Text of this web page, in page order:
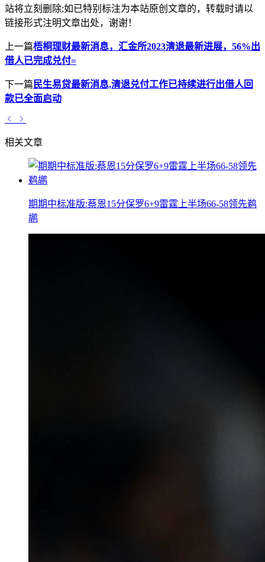
站将立刻删除;如已特别标注为本站原创文章的，转载时请以
链接形式注明文章出处，谢谢！
上一篇梧桐理财最新消息，汇金所2023清退最新进展，56%出
借人已完成兑付=
下一篇 民生易贷最新消息,清退兑付工作已持续进行出借人回
款已全面启动
相关文章
期期中标准版:蔡恩15分保罗6+9雷霆上半场66-58领先鹈
鹕